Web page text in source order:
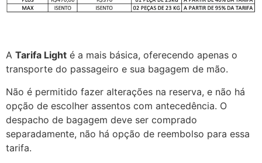
A Tarifa Light é a mais básica, oferecendo apenas o
transporte do passageiro e sua bagagem de mão.
Não é permitido fazer alterações na reserva, e não há
opção de escolher assentos com antecedência. O
despacho de bagagem deve ser comprado
separadamente, não há opção de reembolso para essa
tarifa.